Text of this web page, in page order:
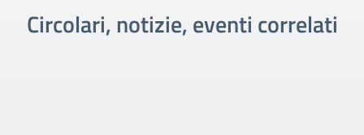
Circolari, notizie, eventi correlati